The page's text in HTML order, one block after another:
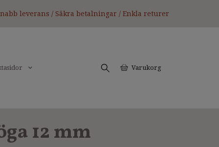
leverans / Säkra betalningar / Enkla returer
Varukorg
12 mm